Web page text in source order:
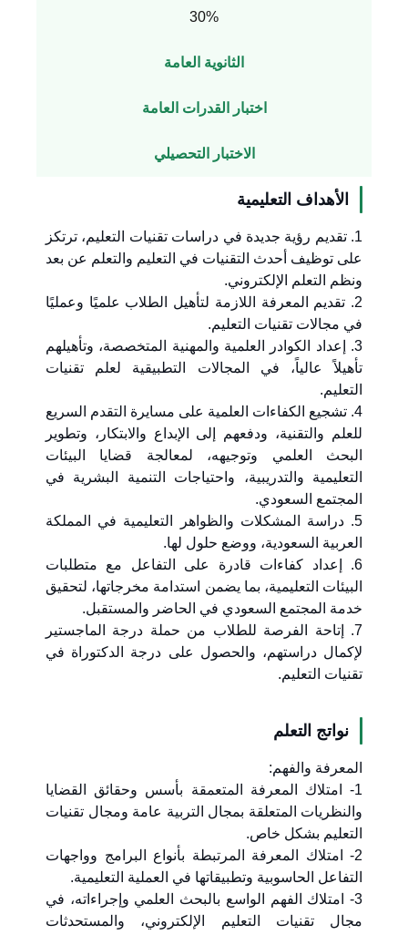
30%
الثانوية العامة
اختبار القدرات العامة
الاختبار التحصيلي
الأهداف التعليمية
1. تقديم رؤية جديدة في دراسات تقنيات التعليم، ترتكز
على توظيف أحدث التقنيات في التعليم والتعلم عن بعد
ونظم التعلم الإلكتروني.
2. تقديم المعرفة اللازمة لتأهيل الطلاب علميًا وعمليًا
في مجالات تقنيات التعليم.
3. إعداد الكوادر العلمية والمهنية المتخصصة، وتأهيلهم
تأهيلاً عالياً، في المجالات التطبيقية لعلم تقنيات
التعليم.
4. تشجيع الكفاءات العلمية على مسايرة التقدم السريع
للعلم والتقنية، ودفعهم إلى الإبداع والابتكار، وتطوير
البحث العلمي وتوجيهه، لمعالجة قضايا البيئات
التعليمية والتدريبية، واحتياجات التنمية البشرية في
المجتمع السعودي.
5. دراسة المشكلات والظواهر التعليمية في المملكة
العربية السعودية، ووضع حلول لها.
6. إعداد كفاءات قادرة على التفاعل مع متطلبات
البيئات التعليمية، بما يضمن استدامة مخرجاتها، لتحقيق
خدمة المجتمع السعودي في الحاضر والمستقبل.
7. إتاحة الفرصة للطلاب من حملة درجة الماجستير
لإكمال دراستهم، والحصول على درجة الدكتوراة في
تقنيات التعليم.
نواتج التعلم
المعرفة والفهم:
1- امتلاك المعرفة المتعمقة بأسس وحقائق القضايا
والنظريات المتعلقة بمجال التربية عامة ومجال تقنيات
التعليم بشكل خاص.
2- امتلاك المعرفة المرتبطة بأنواع البرامج وواجهات
التفاعل الحاسوبية وتطبيقاتها في العملية التعليمية.
3- امتلاك الفهم الواسع بالبحث العلمي وإجراءاته، في
مجال تقنيات التعليم الإلكتروني، والمستحدثات